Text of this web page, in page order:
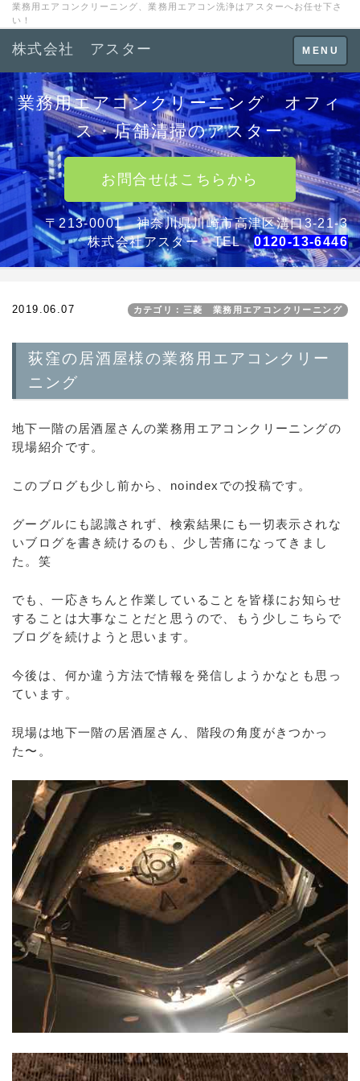
業務用エアコンクリーニング、業務用エアコン洗浄はアスターへお任せ下さ
い！
Toggle
navigation
MENU
株式会社 アスター
業務用エアコンクリーニング オフィ
ス・店舗清掃のアスター
お問合せはこちらから
〒213-0001 神奈川県川崎市高津区溝口3-21-3
株式会社アスター TEL0120-13-6446
2019.06.07 カテゴリ：三菱 業務用エアコンクリーニング
荻窪の居酒屋様の業務用エアコンクリー
ニング
地下一階の居酒屋さんの業務用エアコンクリーニングの
現場紹介です。
このブログも少し前から、noindexでの投稿です。
グーグルにも認識されず、検索結果にも一切表示されな
いブログを書き続けるのも、少し苦痛になってきまし
た。笑
でも、一応きちんと作業していることを皆様にお知らせ
することは大事なことだと思うので、もう少しこちらで
ブログを続けようと思います。
今後は、何か違う方法で情報を発信しようかなとも思っ
ています。
現場は地下一階の居酒屋さん、階段の角度がきつかっ
た〜。